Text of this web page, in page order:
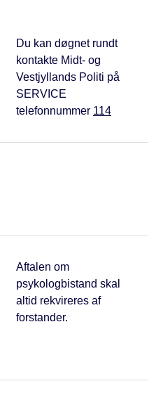
Du kan døgnet rundt
kontakte Midt- og
Vestjyllands Politi på
SERVICE
telefonnummer 114
Aftalen om
psykologbistand skal
altid rekvireres af
forstander.